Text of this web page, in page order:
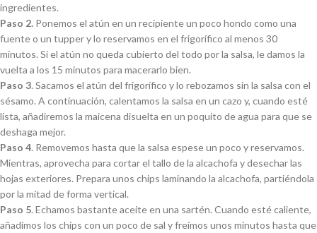
ingredientes.
Paso 2. Ponemos el atún en un recipiente un poco hondo como una
fuente o un tupper y lo reservamos en el frigorífico al menos 30
minutos. Si el atún no queda cubierto del todo por la salsa, le damos la
vuelta a los 15 minutos para macerarlo bien.
Paso 3. Sacamos el atún del frigorífico y lo rebozamos sin la salsa con el
sésamo. A continuación, calentamos la salsa en un cazo y, cuando esté
lista, añadiremos la maicena disuelta en un poquito de agua para que se
deshaga mejor.
Paso 4. Removemos hasta que la salsa espese un poco y reservamos.
Mientras, aprovecha para cortar el tallo de la alcachofa y desechar las
hojas exteriores. Prepara unos chips laminando la alcachofa, partiéndola
por la mitad de forma vertical.
Paso 5. Echamos bastante aceite en una sartén. Cuando esté caliente,
añadimos los chips con un poco de sal y freímos unos minutos hasta que